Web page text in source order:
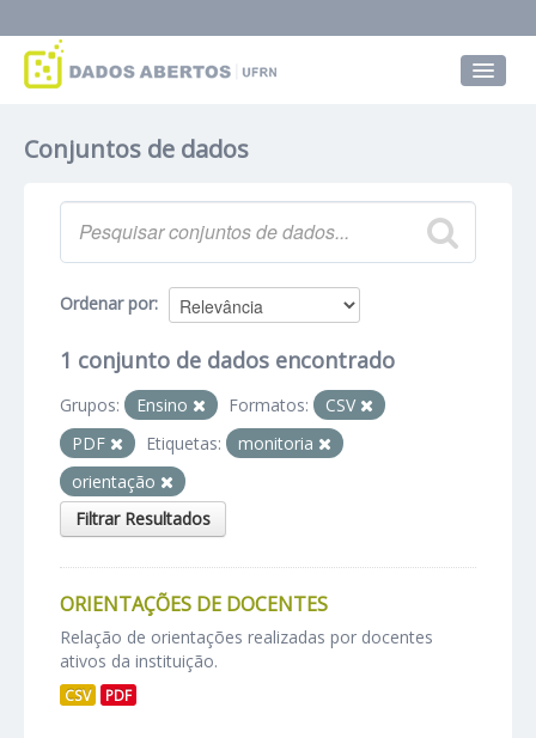
Grupos
Sobre
Conjuntos de dados
Ordenar por
1 conjunto de dados encontrado
Grupos: Ensino Formatos:
CSV
PDF
Etiquetas:
monitoria
orientação
Filtrar Resultados
ORIENTAÇÕES DE DOCENTES
Relação de orientações realizadas por docentes
ativos da instituição.
CSV PDF